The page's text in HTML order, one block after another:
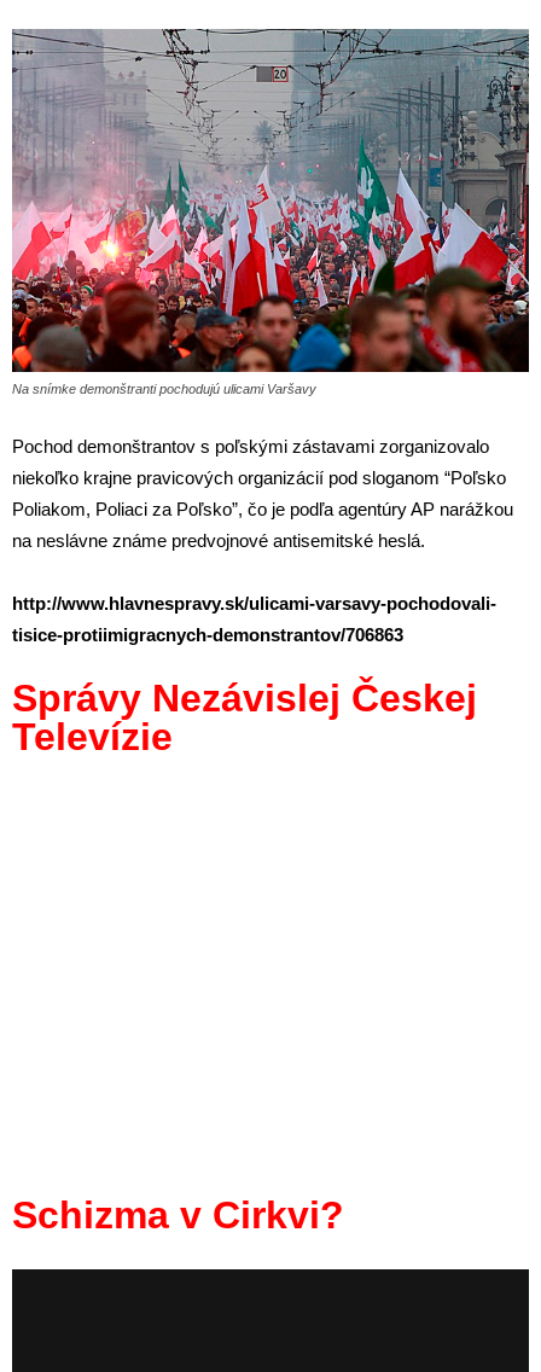
Na snímke demonštranti pochodujú ulicami Varšavy
Pochod demonštrantov s poľskými zástavami zorganizovalo
niekoľko krajne pravicových organizácií pod sloganom “Poľsko
Poliakom, Poliaci za Poľsko”, čo je podľa agentúry AP narážkou
na neslávne známe predvojnové antisemitské heslá.
http://www.hlavnespravy.sk/ulicami-varsavy-pochodovali-
tisice-protiimigracnych-demonstrantov/706863
Správy Nezávislej Českej
Televízie
Schizma v Cirkvi?